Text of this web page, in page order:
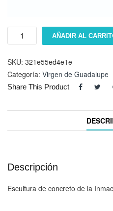
"Inmaculada
ConcepciÃ³n"
AÑADIR AL
SKU: 321e55ed4e1e
Categoría: Virgen de Guadalupe
Share This Product
Descripción
Escultura de concreto de la